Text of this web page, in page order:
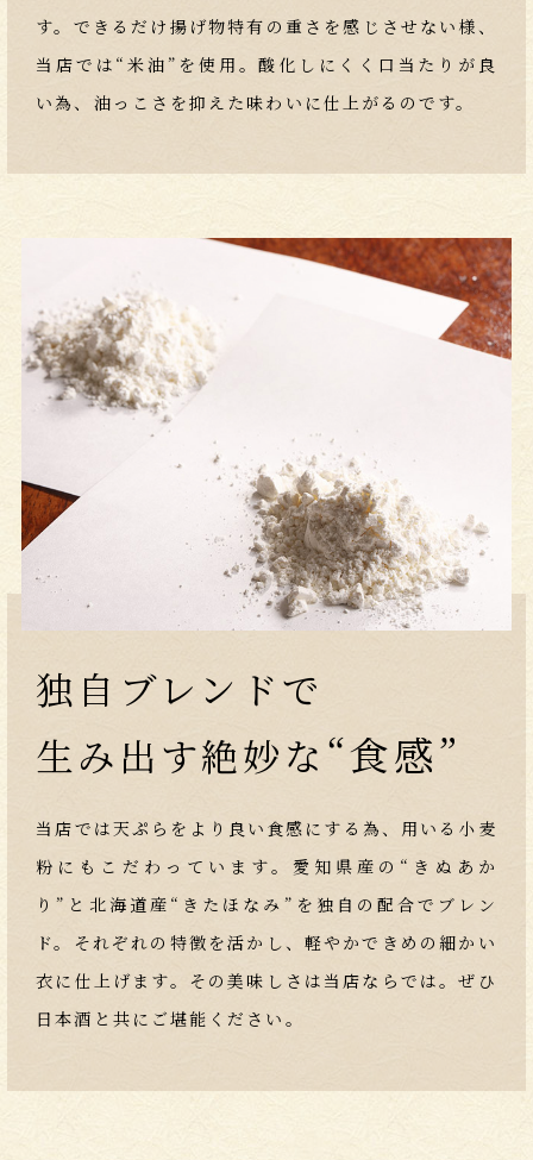
す。 できるだけ揚げ物特有の重さを感じさせない様、
当店では“米油”を使用。酸化しにくく口当たりが良
い為、油っこさを抑えた味わいに仕上がるのです。
独自ブレンドで
生み出す絶妙な “食感”
当店では天ぷらをより良い食感にする為、用いる小麦
粉にもこだわっています。愛知県産の“きぬあか
り”と北海道産“きたほなみ”を独自の配合でブレン
ド。それぞれの特徴を活かし、軽やかできめの細かい
衣に仕上げます。その美味しさは当店ならでは。ぜひ
日本酒と共にご堪能ください。